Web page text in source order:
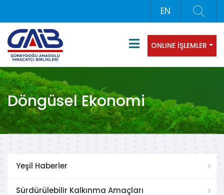
EN
ONLINE İŞLEMLER
Döngüsel Ekonomi
Yeşil Haberler
Sürdürülebilir Kalkınma Amaçları